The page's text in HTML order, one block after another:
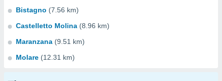
Bistagno (7.56 km)
Castelletto Molina (8.96 km)
Maranzana (9.51 km)
Molare (12.31 km)